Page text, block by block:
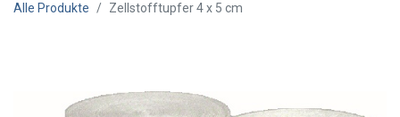
Alle Produkte Zellstofftupfer 4 x 5 cm